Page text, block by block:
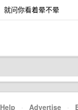
就问你看着晕不晕
Help · Advertise ·